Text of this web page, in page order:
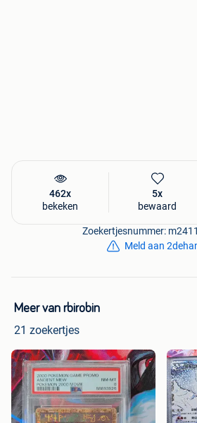
462x
bekeken
5x
bewaard
Zoekertjesnummer:
Meld aan
Meer van rbirobin
21 zoekertjes